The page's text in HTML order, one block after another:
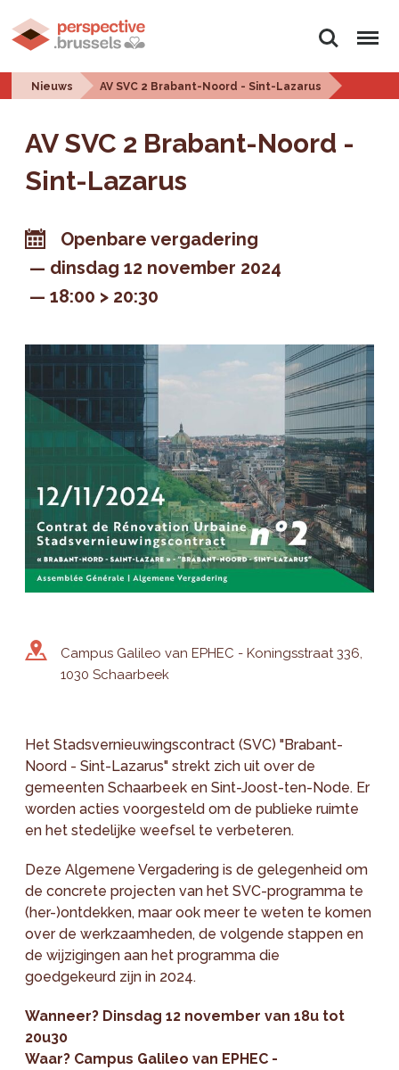
Zoeken Menu
Nieuws AV SVC 2 Brabant-Noord - Sint-Lazarus
AV SVC 2 Brabant-Noord -
Sint-Lazarus
Openbare vergadering
dinsdag 12 november 2024
18:00 > 20:30
Campus Galileo van EPHEC - Koningsstraat 336,
1030 Schaarbeek
Het Stadsvernieuwingscontract (SVC) "Brabant-
Noord - Sint-Lazarus" strekt zich uit over de
gemeenten Schaarbeek en Sint-Joost-ten-Node. Er
worden acties voorgesteld om de publieke ruimte
en het stedelijke weefsel te verbeteren.
Deze Algemene Vergadering is de gelegenheid om
de concrete projecten van het SVC-programma te
(her-)ontdekken, maar ook meer te weten te komen
over de werkzaamheden, de volgende stappen en
de wijzigingen aan het programma die
goedgekeurd zijn in 2024.
Wanneer? Dinsdag 12 november van 18u tot
20u30
Waar? Campus Galileo van EPHEC -